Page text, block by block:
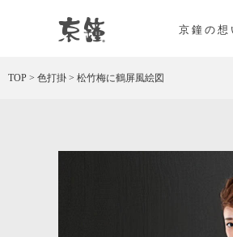
京都・東京で和装、和
京鐘の想
TOP > 色打掛 > 松竹梅に鶴屏風絵図